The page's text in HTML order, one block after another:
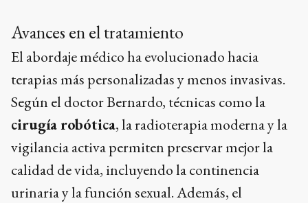
Avances en el tratamiento
El abordaje médico ha evolucionado hacia
terapias más personalizadas y menos invasivas.
Según el doctor Bernardo, técnicas como la
cirugía robótica, la radioterapia moderna y la
vigilancia activa permiten preservar mejor la
calidad de vida, incluyendo la continencia
urinaria y la función sexual. Además, el